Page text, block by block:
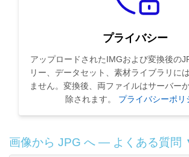
プライバシー
アップロードされたIMGおよび変換後の
リー、データセット、素材ライブラリに
ません。変換後、両ファイルはサーバー
除されます。 プライバシーポリ
画像から JPG へ — よくある質問